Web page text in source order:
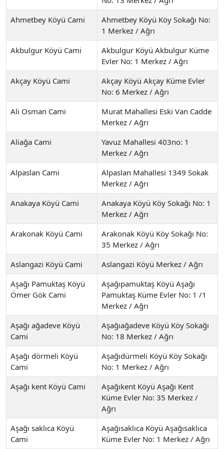
Ahmetbey Köyü Cami
Ahmetbey Köyü Köy Sokağı No:
1 Merkez / Ağrı
Akbulgur Köyü Cami
Akbulgur Köyü Akbulgur Küme
Evler No: 1 Merkez / Ağrı
Akçay Köyü Cami
Akçay Köyü Akçay Küme Evler
No: 6 Merkez / Ağrı
Ali Osman Cami
Murat Mahallesi Eski Van Cadde
Merkez / Ağrı
Aliağa Cami
Yavuz Mahallesi 403no: 1
Merkez / Ağrı
Alpaslan Cami
Alpaslan Mahallesi 1349 Sokak
Merkez / Ağrı
Anakaya Köyü Cami
Anakaya Köyü Köy Sokağı No: 1
Merkez / Ağrı
Arakonak Köyü Cami
Arakonak Köyü Köy Sokağı No:
35 Merkez / Ağrı
Aslangazi Köyü Cami
Aslangazi Köyü Merkez / Ağrı
Aşağı Pamuktaş Köyü
Ömer Gök Cami
Aşağıpamuktaş Köyü Aşağı
Pamuktaş Küme Evler No: 1 /1
Merkez / Ağrı
Aşağı ağadeve Köyü
Cami
Aşağıağadeve Köyü Köy Sokağı
No: 18 Merkez / Ağrı
Aşağı dörmeli Köyü
Cami
Aşağıdürmeli Köyü Köy Sokağı
No: 1 Merkez / Ağrı
Aşağı kent Köyü Cami
Aşağıkent Köyü Aşağı Kent
Küme Evler No: 35 Merkez /
Ağrı
Aşağı saklıca Köyü
Cami
Aşağısaklıca Köyü Aşağısaklıca
Küme Evler No: 1 Merkez / Ağrı